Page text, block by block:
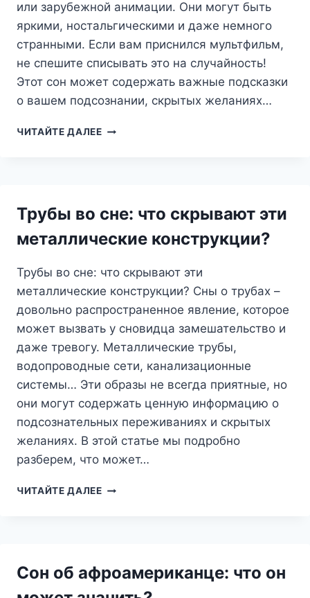
или зарубежной анимации. Они могут быть
яркими, ностальгическими и даже немного
странными. Если вам приснился мультфильм,
не спешите списывать это на случайность!
Этот сон может содержать важные подсказки
о вашем подсознании, скрытых желаниях…
ЧИТАЙТЕ ДАЛЕЕМУЛЬТСОН:
СКРЫТЫХ
Трубы во сне: что скрывают эти
металлические конструкции?
Трубы во сне: что скрывают эти
металлические конструкции? Сны о трубах –
довольно распространенное явление, которое
может вызвать у сновидца замешательство и
даже тревогу. Металлические трубы,
водопроводные сети, канализационные
системы… Эти образы не всегда приятные, но
они могут содержать ценную информацию о
подсознательных переживаниях и скрытых
желаниях. В этой статье мы подробно
разберем, что может…
ЧИТАЙТЕ ДАЛЕЕТРУБЫ
МЕТАЛЛИЧЕСКИЕ
КОНСТРУКЦИИ?
Сон об афроамериканце: что он